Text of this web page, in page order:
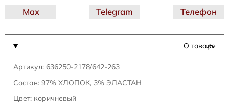
О товаре
Артикул: 636250-2178/642-263
Состав: 97% ХЛОПОК, 3% ЭЛАСТАН
Цвет: коричневый
Telegram
Max Телефон